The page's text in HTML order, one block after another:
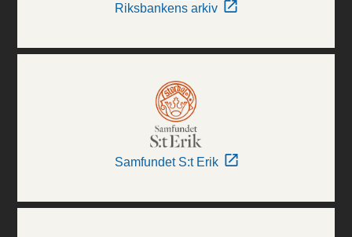
Riksbankens arkiv
Samfundet S:t Erik